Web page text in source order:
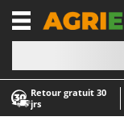
Retour gratuit 30
jrs
-1
A
Abris de jardin
A